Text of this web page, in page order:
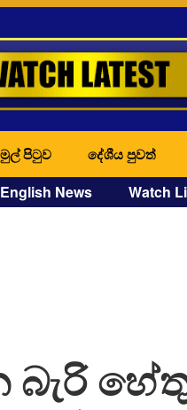
මුල් පිටුව දේශීය පුවත්
English News Watch